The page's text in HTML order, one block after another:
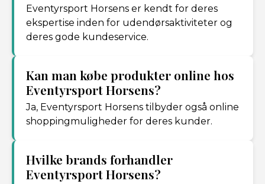
Eventyrsport Horsens er kendt for deres
ekspertise inden for udendørsaktiviteter og
deres gode kundeservice.
Kan man købe produkter online hos
Eventyrsport Horsens?
Ja, Eventyrsport Horsens tilbyder også online
shoppingmuligheder for deres kunder.
Hvilke brands forhandler
Eventyrsport Horsens?